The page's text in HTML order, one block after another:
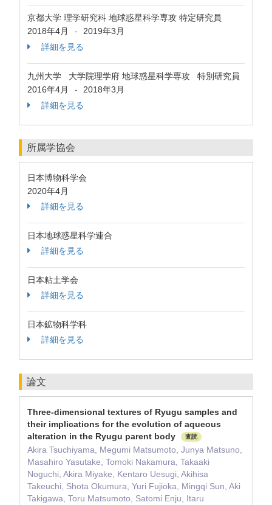
京都大学 理学研究科 地球惑星科学専攻 特定研究員
2018年4月
-
2019年3月
詳細を見る
九州大学 大学院理学府 地球惑星科学専攻 特別研究員
2016年4月
-
2018年3月
詳細を見る
所属学協会
日本博物科学会
2020年4月
詳細を見る
日本地球惑星科学連合
詳細を見る
日本粘土学会
詳細を見る
日本鉱物科学科
詳細を見る
論文
Three-dimensional textures of Ryugu samples and
their implications for the evolution of aqueous
alteration in the Ryugu parent body
査読
Akira Tsuchiyama, Megumi Matsumoto, Junya Matsuno,
Masahiro Yasutake, Tomoki Nakamura, Takaaki
Noguchi, Akira Miyake, Kentaro Uesugi, Akihisa
Takeuchi, Shota Okumura, Yuri Fujioka, Mingqi Sun, Aki
Takigawa, Toru Matsumoto, Satomi Enju, Itaru